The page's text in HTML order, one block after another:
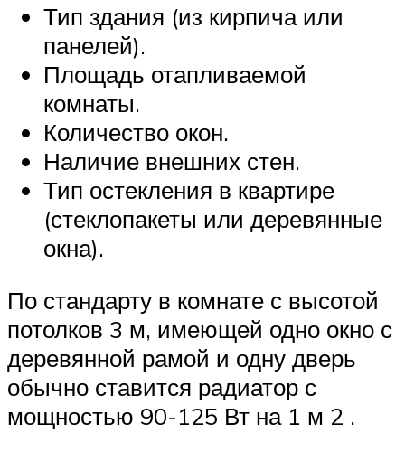
Тип здания (из кирпича или
панелей).
Площадь отапливаемой
комнаты.
Количество окон.
Наличие внешних стен.
Тип остекления в квартире
(стеклопакеты или деревянные
окна).
По стандарту в комнате с высотой
потолков 3 м, имеющей одно окно с
деревянной рамой и одну дверь
обычно ставится радиатор с
мощностью 90-125 Вт на 1 м 2 .